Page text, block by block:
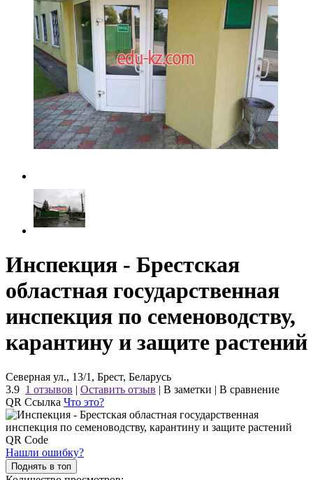
Инспекция - Брестская
областная государственная
инспекция по семеноводству,
карантину и защите растений
Северная ул., 13/1, Брест, Беларусь
3.9 1 отзывов | Оставить отзыв | В заметки | В сравнение
QR Ссылка Что это?
Нашли ошибку?
Поднять в топ